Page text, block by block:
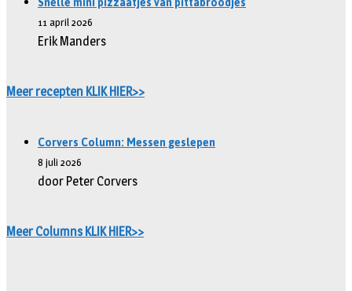
11 april 2026
Erik Manders
Meer recepten KLIK HIER>>
Corvers Column: Messen geslepen
8 juli 2026
door Peter Corvers
Meer Columns KLIK HIER>>